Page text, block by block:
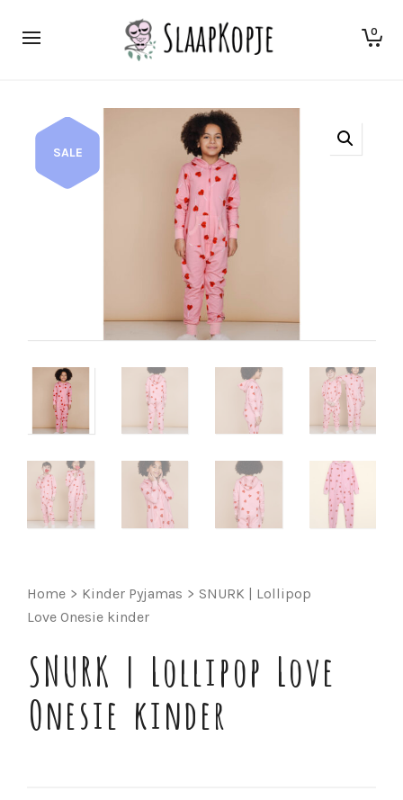
0
SALE
Home > Kinder Pyjamas > SNURK | Lollipop
Love Onesie kinder
SNURK | Lollipop Love
Onesie kinder